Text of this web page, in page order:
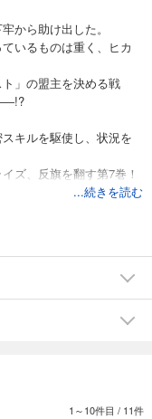
から助け出した。
いるものは重く、ヒカ
」の盟主を決める戦
キルを駆使し、状況を
ズ、反旗を翻す第7巻！
...続きを読む
1～10件目 / 11件